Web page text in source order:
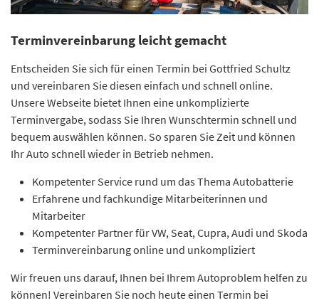
Terminvereinbarung leicht gemacht
Entscheiden Sie sich für einen Termin bei Gottfried Schultz
und vereinbaren Sie diesen einfach und schnell online.
Unsere Webseite bietet Ihnen eine unkomplizierte
Terminvergabe, sodass Sie Ihren Wunschtermin schnell und
bequem auswählen können. So sparen Sie Zeit und können
Ihr Auto schnell wieder in Betrieb nehmen.
Kompetenter Service rund um das Thema Autobatterie
Erfahrene und fachkundige Mitarbeiterinnen und
Mitarbeiter
Kompetenter Partner für VW, Seat, Cupra, Audi und Skoda
Terminvereinbarung online und unkompliziert
Wir freuen uns darauf, Ihnen bei Ihrem Autoproblem helfen zu
können! Vereinbaren Sie noch heute einen Termin bei